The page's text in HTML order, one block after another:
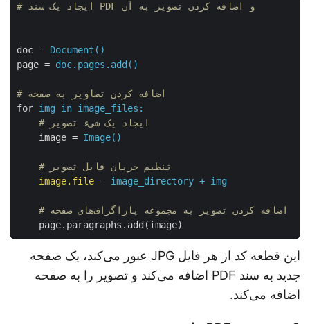
# ایجاد یک سند PDF و اضافه کردن تصویر به آن
doc = Document()
page = doc.pages.add()
# اضافه کردن تصاویر به صفحه
for img in image_files:
    # ایجاد یک شیء تصویر
image = Image()
    # تنظیم جریان فایل تصویر
image.file = image_directory + img
    # اضافه کردن تصویر به مجموعه پاراگراف‌های صفحه
page.paragraphs.add(image)
این قطعه کد از هر فایل JPG عبور می‌کند، یک صفحه
جدید به سند PDF اضافه می‌کند و تصویر را به صفحه
اضافه می‌کند.